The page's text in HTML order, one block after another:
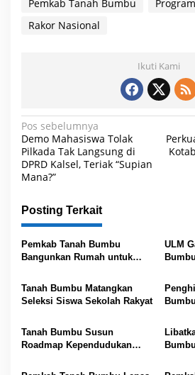
Pemkab Tanah Bumbu
Rakor Nasional
Ikuti Kami
N
a
v
g
a
s
p
o
s
Pos sebelumnya
Demo Mahasiswa Tolak
Pilkada Tak Langsung di
DPRD Kalsel, Teriak “Supian
Mana?”
Posting Terkait
Pemkab Tanah Bumbu
Bangunkan Rumah untuk
ULM
Tanah Bumbu Matangkan
Seleksi Siswa Sekolah Rakyat
Tanah Bumbu Susun
Roadmap Kependudukan